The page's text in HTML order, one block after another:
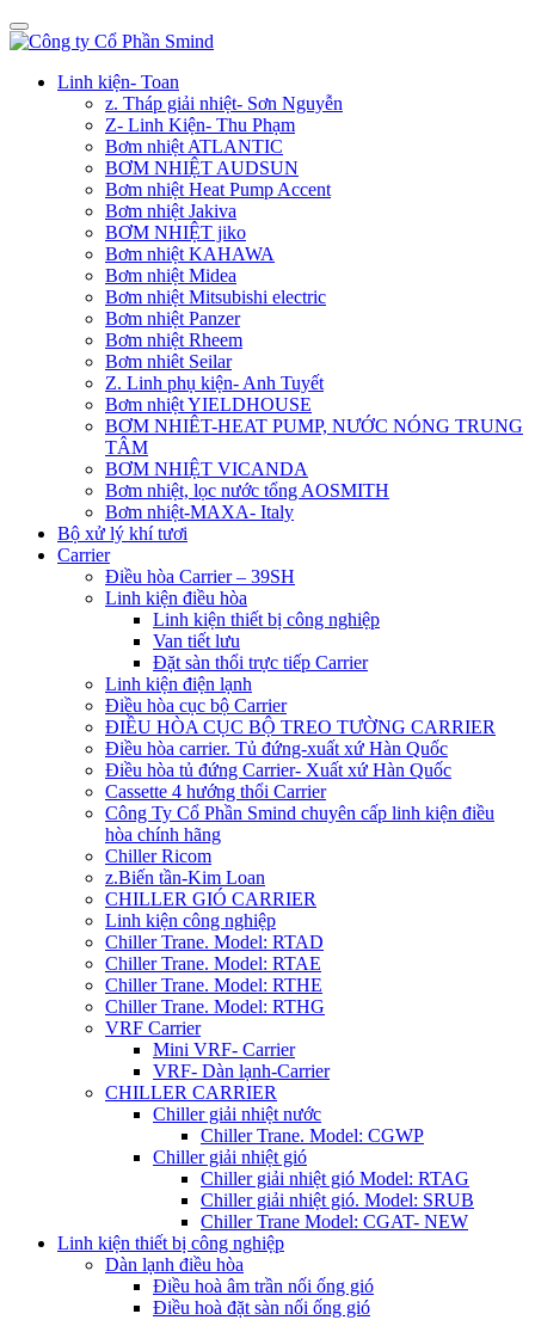
Linh kiện- Toan
z. Tháp giải nhiệt- Sơn Nguyễn
Z- Linh Kiện- Thu Phạm
Bơm nhiệt ATLANTIC
BƠM NHIỆT AUDSUN
Bơm nhiệt Heat Pump Accent
Bơm nhiệt Jakiva
BƠM NHIỆT jiko
Bơm nhiệt KAHAWA
Bơm nhiệt Midea
Bơm nhiệt Mitsubishi electric
Bơm nhiệt Panzer
Bơm nhiệt Rheem
Bơm nhiêt Seilar
Z. Linh phụ kiện- Anh Tuyết
Bơm nhiệt YIELDHOUSE
BƠM NHIÊT-HEAT PUMP, NƯỚC NÓNG TRUNG
TÂM
BƠM NHIỆT VICANDA
Bơm nhiệt, lọc nước tổng AOSMITH
Bơm nhiệt-MAXA- Italy
Bộ xử lý khí tươi
Carrier
Điều hòa Carrier – 39SH
Linh kiện điều hòa
Linh kiện thiết bị công nghiệp
Van tiết lưu
Đặt sàn thổi trực tiếp Carrier
Linh kiện điện lạnh
Điều hòa cục bộ Carrier
ĐIỀU HÒA CỤC BỘ TREO TƯỜNG CARRIER
Điều hòa carrier. Tủ đứng-xuất xứ Hàn Quốc
Điều hòa tủ đứng Carrier- Xuất xứ Hàn Quốc
Cassette 4 hướng thổi Carrier
Công Ty Cổ Phần Smind chuyên cấp linh kiện điều
hòa chính hãng
Chiller Ricom
z.Biến tần-Kim Loan
CHILLER GIÓ CARRIER
Linh kiện công nghiệp
Chiller Trane. Model: RTAD
Chiller Trane. Model: RTAE
Chiller Trane. Model: RTHE
Chiller Trane. Model: RTHG
VRF Carrier
Mini VRF- Carrier
VRF- Dàn lạnh-Carrier
CHILLER CARRIER
Chiller giải nhiệt nước
Chiller Trane. Model: CGWP
Chiller giải nhiệt gió
Chiller giải nhiệt gió Model: RTAG
Chiller giải nhiệt gió. Model: SRUB
Chiller Trane Model: CGAT- NEW
Linh kiện thiết bị công nghiệp
Dàn lạnh điều hòa
Điều hoà âm trần nối ống gió
Điều hoà đặt sàn nối ống gió